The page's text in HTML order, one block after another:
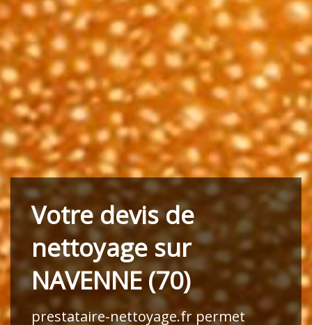
Votre devis de
nettoyage sur
NAVENNE (70)
prestataire-nettoyage.frpermet